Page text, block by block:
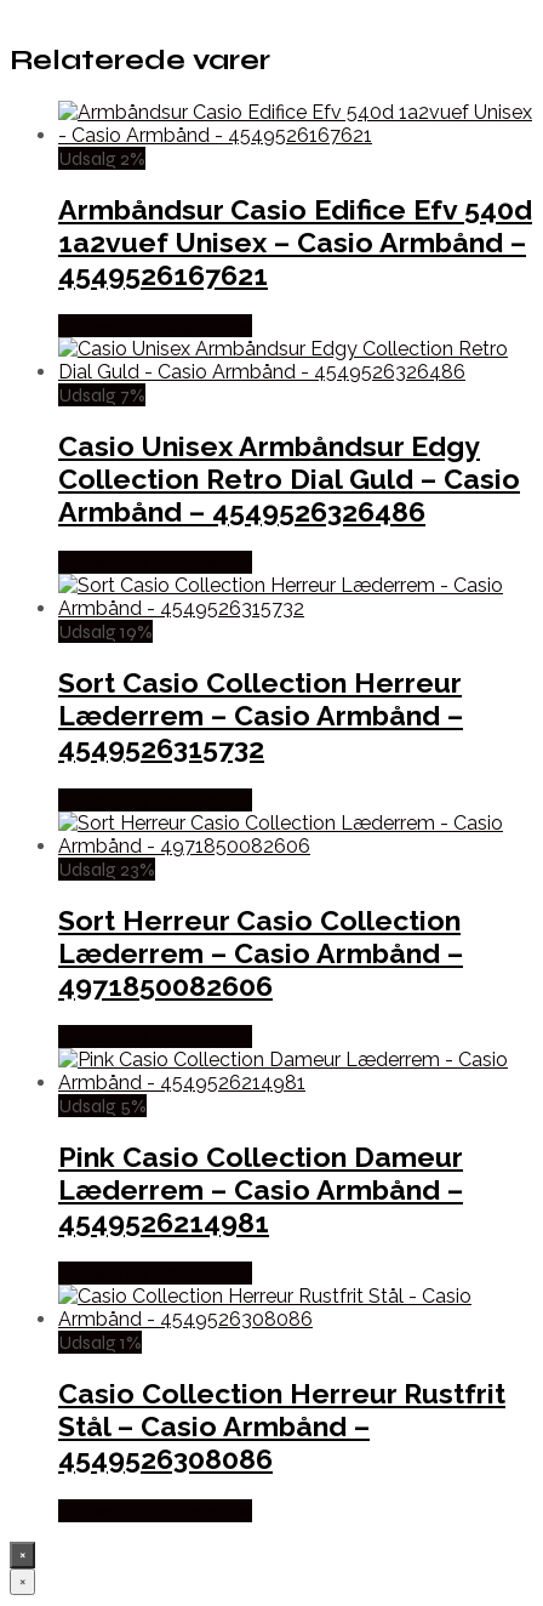
Relaterede varer
Udsalg 2%
Armbåndsur Casio Edifice Efv 540d
1a2vuef Unisex – Casio Armbånd –
4549526167621
Udsalg 7%
Casio Unisex Armbåndsur Edgy
Collection Retro Dial Guld – Casio
Armbånd – 4549526326486
Udsalg 19%
Sort Casio Collection Herreur
Læderrem – Casio Armbånd –
4549526315732
Udsalg 23%
Sort Herreur Casio Collection
Læderrem – Casio Armbånd –
4971850082606
Udsalg 5%
Pink Casio Collection Dameur
Læderrem – Casio Armbånd –
4549526214981
Udsalg 1%
Casio Collection Herreur Rustfrit
Stål – Casio Armbånd –
4549526308086
×
×